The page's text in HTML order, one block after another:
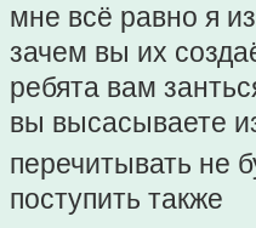
мне всё равно я
зачем вы их
ребята вам
вы высасываете
перечитывать не
поступить также